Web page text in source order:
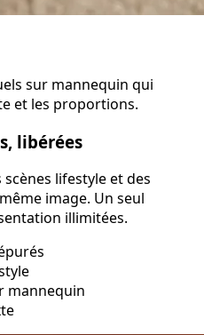
sur mannequin qui
et les proportions.
libérées
lifestyle et des
image. Un seul
illimitées.
mannequin